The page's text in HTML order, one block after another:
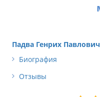
Падва Генрих Павлович
Биография
Отзывы